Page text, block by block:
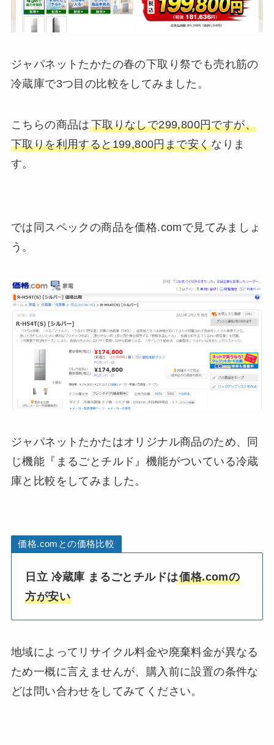
ジャパネットたかたの春の下取り祭でも売れ筋の
冷蔵庫で3つ目の比較をしてみました。
こちらの商品は下取りなしで299,800円ですが、
下取りを利用すると199,800円まで安くなりま
す。
では同スペックの商品を価格.comで見てみましょ
う。
ジャパネットたかたはオリジナル商品のため、同
じ機能『まるごとチルド』機能がついている冷蔵
庫と比較をしてみました。
価格.comとの価格比較
日立 冷蔵庫 まるごとチルドは価格.comの
方が安い
地域によってリサイクル料金や廃棄料金が異なる
ため一概に言えませんが、購入前に設置の条件な
どは問い合わせをしてみてください。